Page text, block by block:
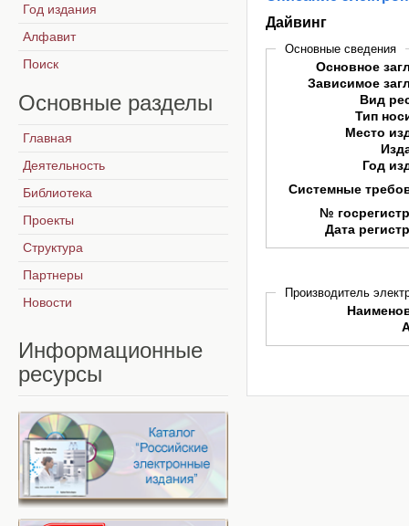
Дайвинг
Основные сведения
Основное
Зависимое
Вид
Тип
Место
Год
Системные
№
Дата
Производитель
Год издания
Алфавит
Поиск
Основные разделы
Главная
Деятельность
Библиотека
Проекты
Структура
Партнеры
Новости
Информационные
ресурсы